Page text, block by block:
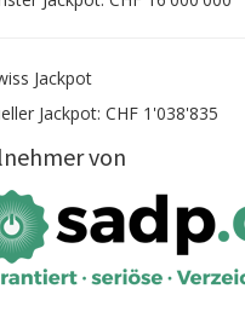
Jackpot: CHF 1'038'835
von